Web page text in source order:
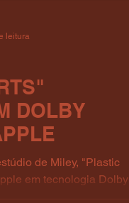
DOLBY
de Miley, "Plastic
em tecnologia Dolby
leitura